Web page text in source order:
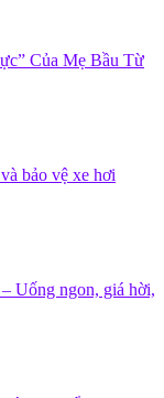
Của Mẹ Bầu Từ
bảo vệ xe hơi
Uống ngon, giá hời,